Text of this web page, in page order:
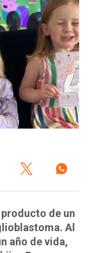
de un
Al
año de vida,